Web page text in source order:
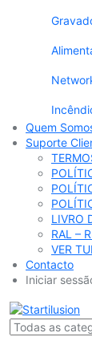
Quem
Suporte
LIVRO
RAL –
VER
Contacto
Iniciar